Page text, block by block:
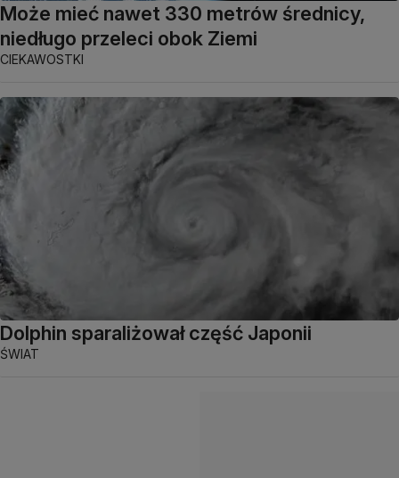
Może mieć nawet 330 metrów średnicy,
niedługo przeleci obok Ziemi
CIEKAWOSTKI
Dolphin sparaliżował część Japonii
ŚWIAT